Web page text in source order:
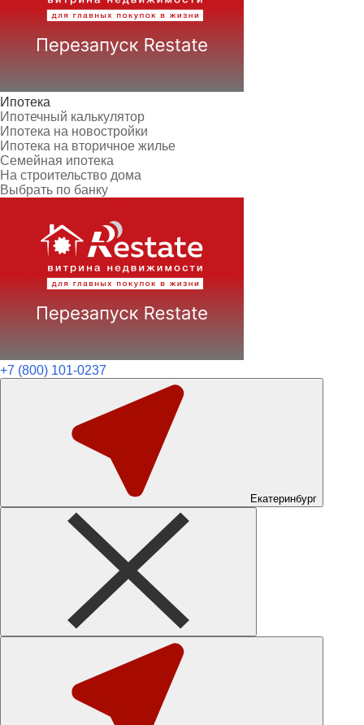
Ипотека
Ипотечный калькулятор
Ипотека на новостройки
Ипотека на вторичное жилье
Семейная ипотека
На строительство дома
Выбрать по банку
+7 (800) 101-0237
Екатеринбург